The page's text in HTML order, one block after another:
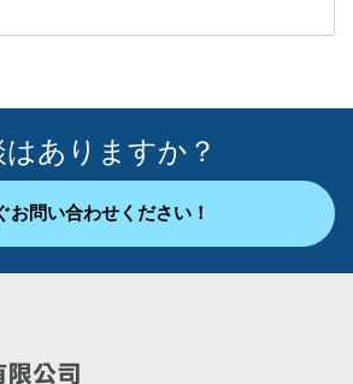
ありますか？
お問い合わせください！